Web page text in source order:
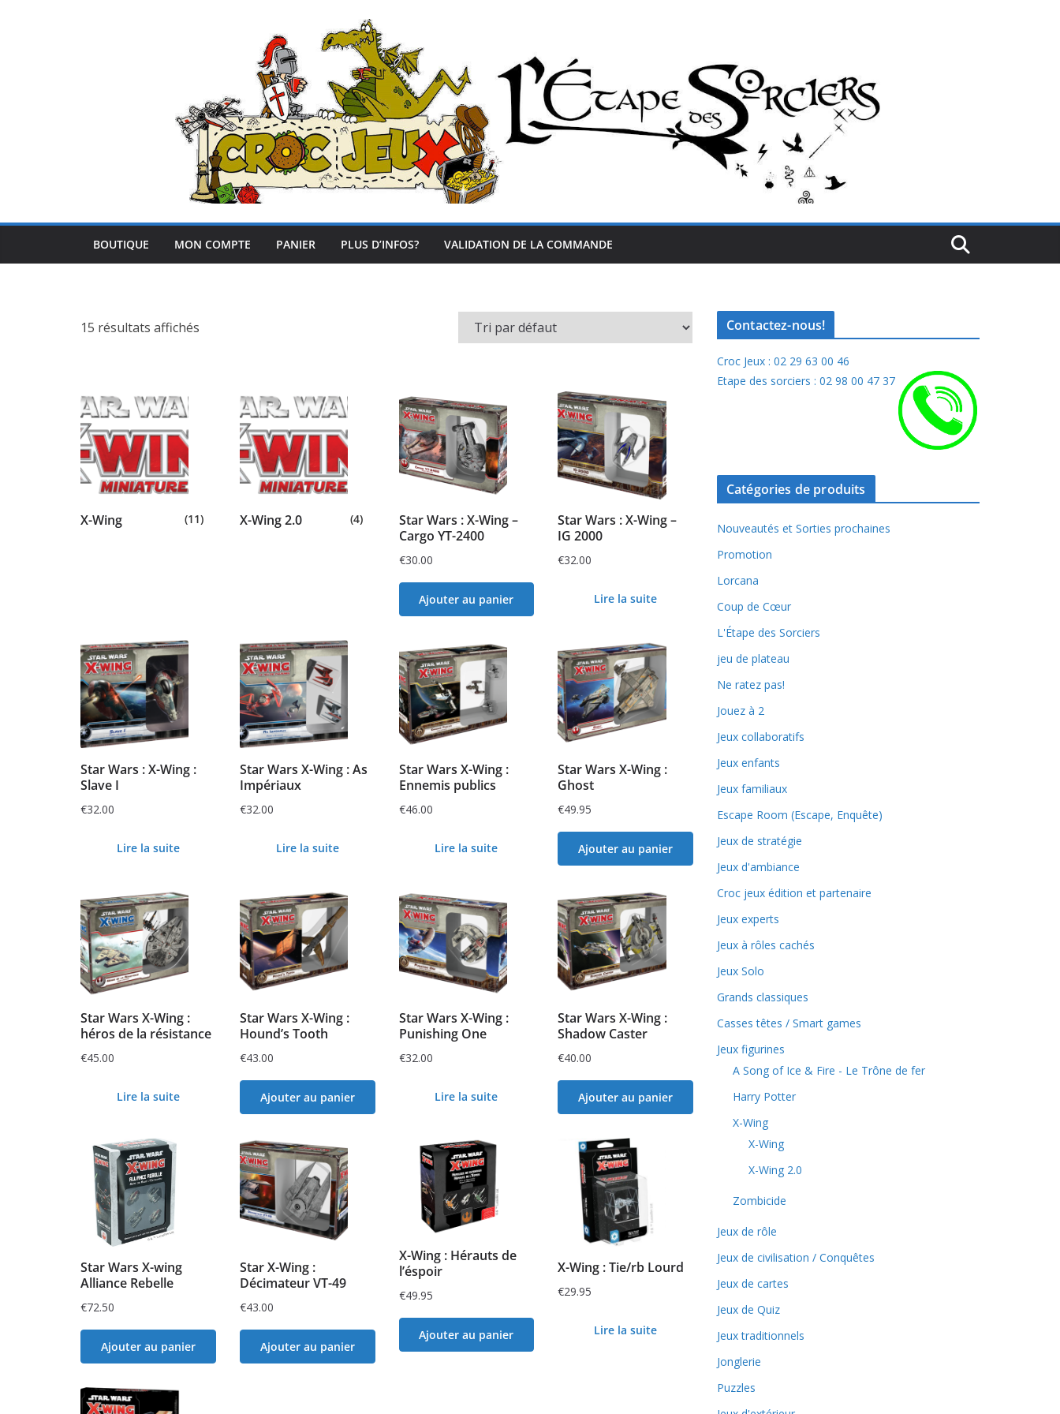
BOUTIQUE MON COMPTE PANIER PLUS D’INFOS? VALIDATION DE LA COMMANDE
15 résultats affichés
X-Wing (11) X-Wing 2.0 (4)
Star Wars : X-Wing –
Cargo YT-2400
€30.00
Ajouter au panier
Star Wars : X-Wing –
IG 2000
€32.00
Lire la suite
Star Wars : X-Wing :
Slave I
€32.00
Lire la suite
Star Wars X-Wing : As
Impériaux
€32.00
Lire la suite
Star Wars X-Wing :
Ennemis publics
€46.00
Lire la suite
Star Wars X-Wing :
Ghost
€49.95
Ajouter au panier
Star Wars X-Wing :
héros de la résistance
€45.00
Lire la suite
Star Wars X-Wing :
Hound’s Tooth
€43.00
Ajouter au panier
Star Wars X-Wing :
Punishing One
€32.00
Lire la suite
Star Wars X-Wing :
Shadow Caster
€40.00
Ajouter au panier
Star Wars X-wing
Alliance Rebelle
€72.50
Ajouter au panier
Star X-Wing :
Décimateur VT-49
€43.00
Ajouter au panier
X-Wing : Hérauts de
l’éspoir
€49.95
Ajouter au panier
X-Wing : Tie/rb Lourd
€29.95
Lire la suite
Contactez-nous!
Croc Jeux : 02 29 63 00 46
Etape des sorciers : 02 98 00 47 37
Catégories de produits
Nouveautés et Sorties prochaines
Promotion
Lorcana
Coup de Cœur
L'Étape des Sorciers
jeu de plateau
Ne ratez pas!
Jouez à 2
Jeux collaboratifs
Jeux enfants
Jeux familiaux
Escape Room (Escape, Enquête)
Jeux de stratégie
Jeux d'ambiance
Croc jeux édition et partenaire
Jeux experts
Jeux à rôles cachés
Jeux Solo
Grands classiques
Casses têtes / Smart games
Jeux figurines
A Song of Ice & Fire - Le Trône de fer
Harry Potter
X-Wing
X-Wing
X-Wing 2.0
Zombicide
Jeux de rôle
Jeux de civilisation / Conquêtes
Jeux de cartes
Jeux de Quiz
Jeux traditionnels
Jonglerie
Puzzles